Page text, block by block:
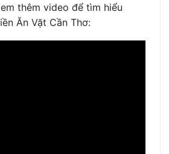
thêm video để tìm hiểu
Ăn Vặt Cần Thơ: